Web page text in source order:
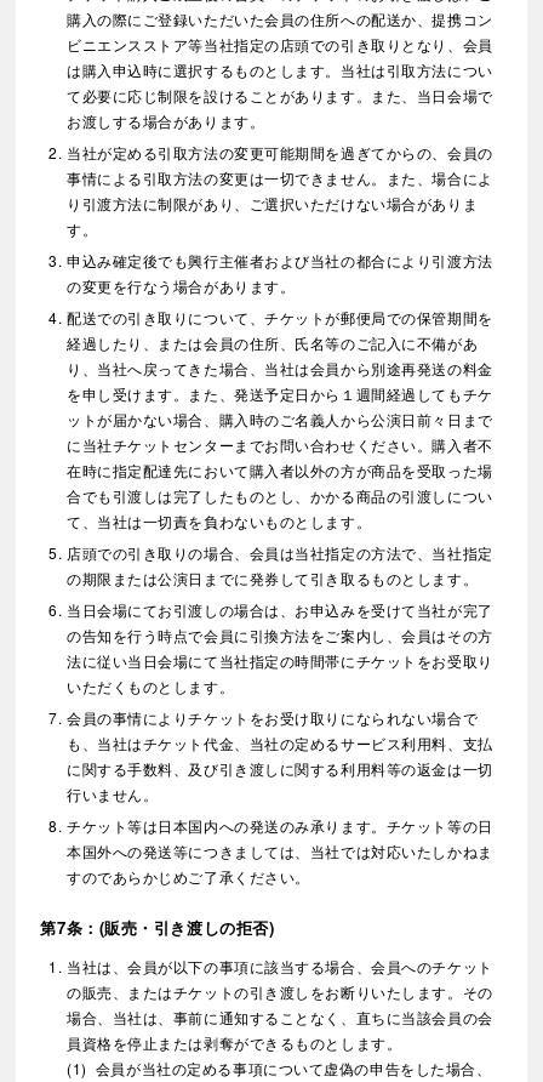
購入の際にご登録いただいた会員の住所への配送か、提携コン
ビニエンスストア等当社指定の店頭での引き取りとなり、会員
は購入申込時に選択するものとします。当社は引取方法につい
て必要に応じ制限を設けることがあります。また、当日会場で
お渡しする場合があります。
当社が定める引取方法の変更可能期間を過ぎてからの、会員の
事情による引取方法の変更は一切できません。また、場合によ
り引渡方法に制限があり、ご選択いただけない場合がありま
す。
申込み確定後でも興行主催者および当社の都合により引渡方法
の変更を行なう場合があります。
配送での引き取りについて、チケットが郵便局での保管期間を
経過したり、または会員の住所、氏名等のご記入に不備があ
り、当社へ戻ってきた場合、当社は会員から別途再発送の料金
を申し受けます。また、発送予定日から１週間経過してもチケ
ットが届かない場合、購入時のご名義人から公演日前々日まで
に当社チケットセンターまでお問い合わせください。購入者不
在時に指定配達先において購入者以外の方が商品を受取った場
合でも引渡しは完了したものとし、かかる商品の引渡しについ
て、当社は一切責を負わないものとします。
店頭での引き取りの場合、会員は当社指定の方法で、当社指定
の期限または公演日までに発券して引き取るものとします。
当日会場にてお引渡しの場合は、お申込みを受けて当社が完了
の告知を行う時点で会員に引換方法をご案内し、会員はその方
法に従い当日会場にて当社指定の時間帯にチケットをお受取り
いただくものとします。
会員の事情によりチケットをお受け取りになられない場合で
も、当社はチケット代金、当社の定めるサービス利用料、支払
に関する手数料、及び引き渡しに関する利用料等の返金は一切
行いません。
チケット等は日本国内への発送のみ承ります。チケット等の日
本国外への発送等につきましては、当社では対応いたしかねま
すのであらかじめご了承ください。
第7条：(販売・引き渡しの拒否)
当社は、会員が以下の事項に該当する場合、会員へのチケット
の販売、またはチケットの引き渡しをお断りいたします。その
場合、当社は、事前に通知することなく、直ちに当該会員の会
員資格を停止または剥奪ができるものとします。
会員が当社の定める事項について虚偽の申告をした場合、